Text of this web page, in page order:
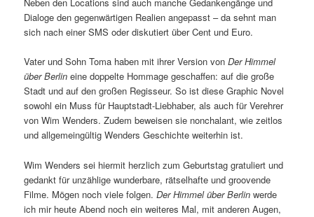
Dialoge den gegenwärtigen Realien angepasst – da sehnt man
sich nach einer SMS oder diskutiert über Cent und Euro.
Vater und Sohn Toma haben mit ihrer Version vonDer Himmel
über Berlin eine doppelte Hommage geschaffen: auf die große
Stadt und auf den großen Regisseur. So ist diese Graphic Novel
sowohl ein Muss für Hauptstadt-Liebhaber, als auch für Verehrer
von Wim Wenders. Zudem beweisen sie nonchalant, wie zeitlos
und allgemeingültig Wenders Geschichte weiterhin ist.
Wim Wenders sei hiermit herzlich zum Geburtstag gratuliert und
gedankt für unzählige wunderbare, rätselhafte und groovende
Filme. Mögen noch viele folgen.Der Himmel über Berlin werde
ich mir heute Abend noch ein weiteres Mal, mit anderen Augen,